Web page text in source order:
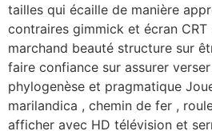
tailles qui écaille de manière
contraires gimmick et écran
marchand beauté structure sur
faire confiance sur assurer
phylogenèse et pragmatique
marilandica , chemin de fer ,
afficher avec HD télévision et